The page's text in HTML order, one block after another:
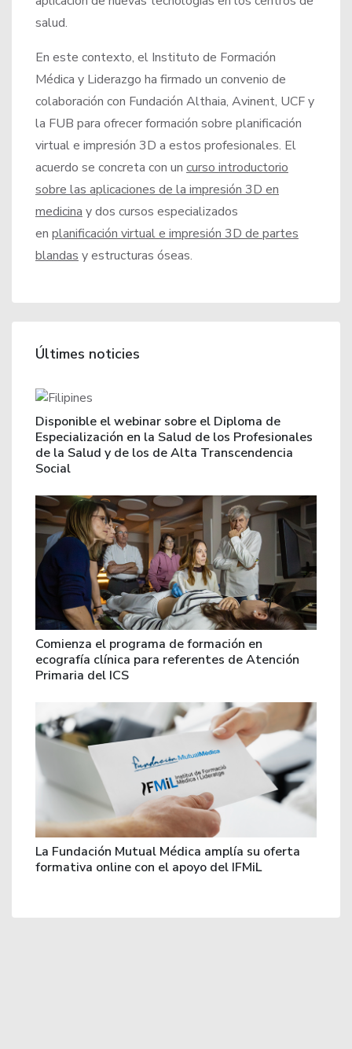
salud.
En este contexto, el Instituto de Formación
Médica y Liderazgo ha firmado un convenio de
colaboración con Fundación Althaia, Avinent, UCF y
la FUB para ofrecer formación sobre planificación
virtual e impresión 3D a estos profesionales. El
acuerdo se concreta con un curso introductorio
sobre las aplicaciones de la impresión 3D en
medicinay dos cursos especializados
en planificación virtual e impresión 3D de partes
blandasy estructuras óseas.
Últimes noticies
Disponible el webinar sobre el Diploma de
Especialización en la Salud de los Profesionales
de la Salud y de los de Alta Transcendencia
Social
Comienza el programa de formación en
ecografía clínica para referentes de Atención
Primaria del ICS
La Fundación Mutual Médica amplía su oferta
formativa online con el apoyo del IFMiL